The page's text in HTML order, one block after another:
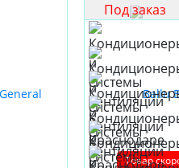
Под заказ
Товар